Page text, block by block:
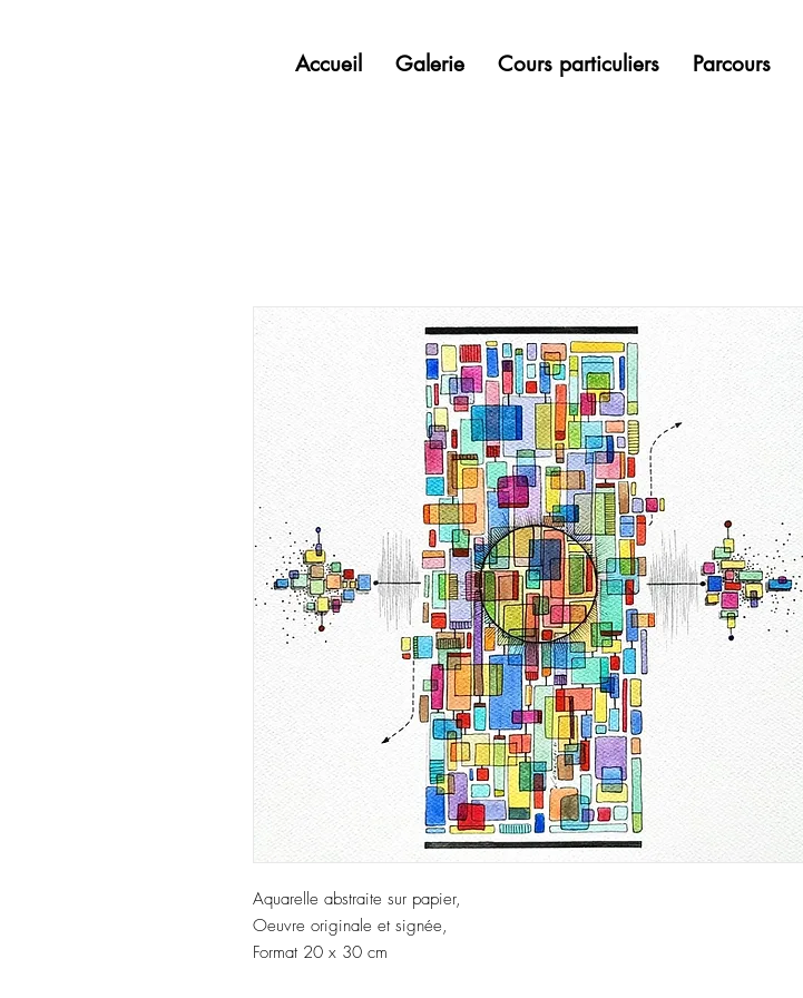
Accueil Galerie Cours particuliers Parcours
Aquarelle abstraite sur papier,
Oeuvre originale et signée,
Format 20 x 30 cm